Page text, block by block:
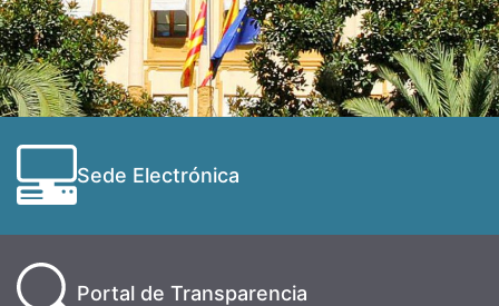
Sede Electrónica
Portal de Transparencia